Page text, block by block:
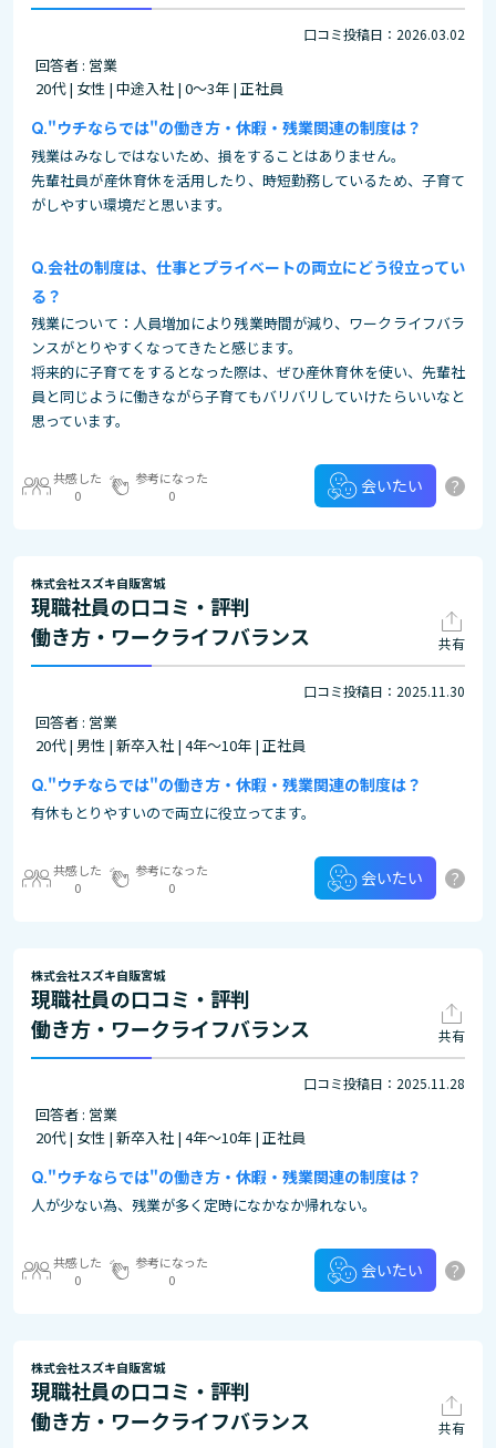
口コミ投稿日：2026.03.02
回答者 : 営業
20代 | 女性 | 中途入社 | 0～3年 | 正社員
"ウチならでは"の働き方・休暇・残業関連の制度は？
残業はみなしではないため、損をすることはありません。
先輩社員が産休育休を活用したり、時短勤務しているため、子育て
がしやすい環境だと思います。
会社の制度は、仕事とプライベートの両立にどう役立ってい
る？
残業について：人員増加により残業時間が減り、ワークライフバラ
ンスがとりやすくなってきたと感じます。
将来的に子育てをするとなった際は、ぜひ産休育休を使い、先輩社
員と同じように働きながら子育てもバリバリしていけたらいいなと
思っています。
共感した
0
参考になった
0
会いたい ?
株式会社スズキ自販宮城
現職社員の口コミ・評判
働き方・ワークライフバランス
共有
口コミ投稿日：2025.11.30
回答者 : 営業
20代 | 男性 | 新卒入社 | 4年～10年 | 正社員
"ウチならでは"の働き方・休暇・残業関連の制度は？
有休もとりやすいので両立に役立ってます。
共感した
0
参考になった
0
会いたい ?
株式会社スズキ自販宮城
現職社員の口コミ・評判
働き方・ワークライフバランス
共有
口コミ投稿日：2025.11.28
回答者 : 営業
20代 | 女性 | 新卒入社 | 4年～10年 | 正社員
"ウチならでは"の働き方・休暇・残業関連の制度は？
人が少ない為、残業が多く定時になかなか帰れない。
共感した
0
参考になった
0
会いたい ?
株式会社スズキ自販宮城
現職社員の口コミ・評判
働き方・ワークライフバランス
共有